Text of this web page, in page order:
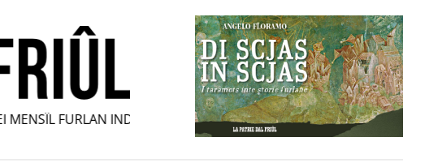
FURLAN INDIPENDENT • INDEPENDENT FRIULIAN MONTHLY •